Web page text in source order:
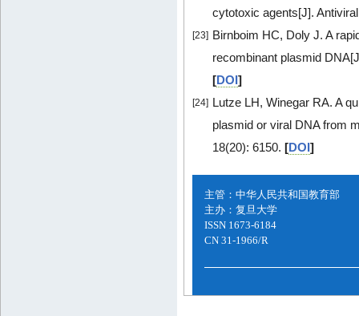
cytotoxic agents[J].
[23] Birnboim HC, Doly J. A
recombinant plasmid
[DOI]
[24] Lutze LH, Winegar RA. A
plasmid or viral DNA from
18(20): 6150. [DOI]